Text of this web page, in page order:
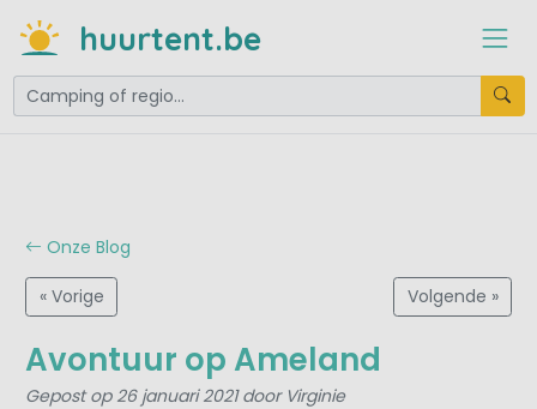
huurtent.be
Onze Blog
« Vorige Volgende »
Avontuur op Ameland
Gepost op 26 januari 2021 door Virginie